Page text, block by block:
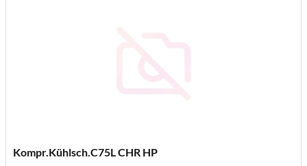
Kompr.Kühlsch.C75L CHR HP